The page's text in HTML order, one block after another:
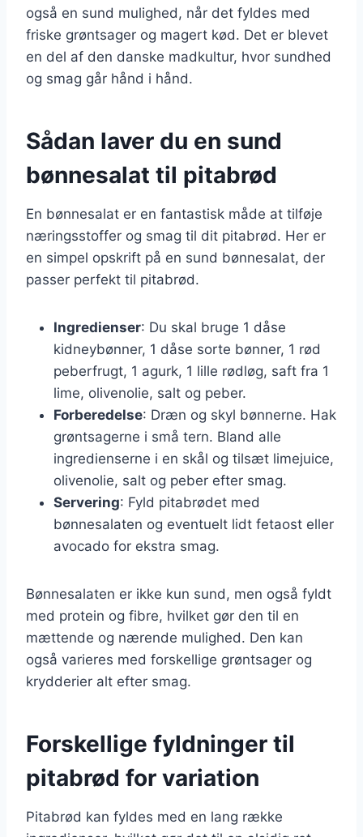
også en sund mulighed, når det fyldes med
friske grøntsager og magert kød. Det er blevet
en del af den danske madkultur, hvor sundhed
og smag går hånd i hånd.
Sådan laver du en sund
bønnesalat til pitabrød
En bønnesalat er en fantastisk måde at tilføje
næringsstoffer og smag til dit pitabrød. Her er
en simpel opskrift på en sund bønnesalat, der
passer perfekt til pitabrød.
Ingredienser: Du skal bruge 1 dåse
kidneybønner, 1 dåse sorte bønner, 1 rød
peberfrugt, 1 agurk, 1 lille rødløg, saft fra 1
lime, olivenolie, salt og peber.
Forberedelse: Dræn og skyl bønnerne. Hak
grøntsagerne i små tern. Bland alle
ingredienserne i en skål og tilsæt limejuice,
olivenolie, salt og peber efter smag.
Servering: Fyld pitabrødet med
bønnesalaten og eventuelt lidt fetaost eller
avocado for ekstra smag.
Bønnesalaten er ikke kun sund, men også fyldt
med protein og fibre, hvilket gør den til en
mættende og nærende mulighed. Den kan
også varieres med forskellige grøntsager og
krydderier alt efter smag.
Forskellige fyldninger til
pitabrød for variation
Pitabrød kan fyldes med en lang række